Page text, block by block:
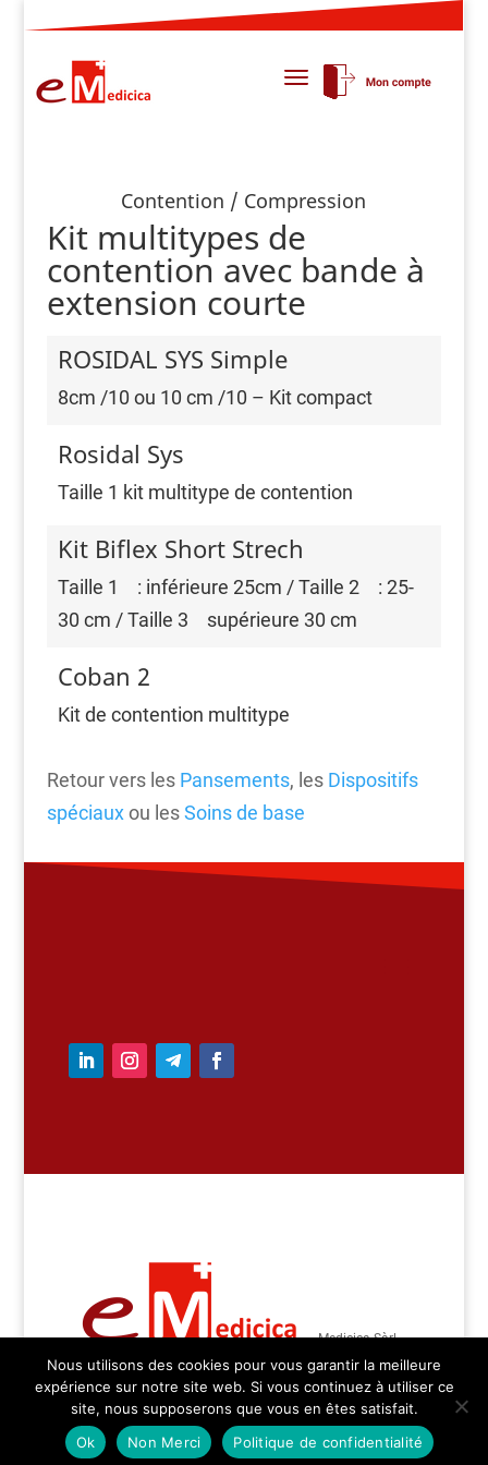
Contention / Compression
Kit multitypes de
contention avec bande à
extension courte
ROSIDAL SYS Simple
8cm /10 ou 10 cm /10 – Kit compact
Rosidal Sys
Taille 1 kit multitype de contention
Kit Biflex Short Strech
Taille 1ﾠ: inférieure 25cm / Taille 2ﾠ: 25-
30 cm / Taille 3ﾠsupérieure 30 cm
Coban 2
Kit de contention multitype
Retour vers les Pansements, les Dispositifs
spéciauxou lesSoins de base
– Medicica Sàrl –
tous droits réservés
Nous utilisons des cookies pour vous garantir la meilleure
expérience sur notre site web. Si vous continuez à utiliser ce
site, nous supposerons que vous en êtes satisfait.
Ok
Non Merci Politique de confidentialité